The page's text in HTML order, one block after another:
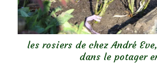
les rosiers de chez André
dans le potager